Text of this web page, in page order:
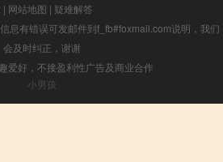
| 网站地图 | 疑难解答
息有错误可发邮件到f_fb#foxmail.com说明，我们
会及时纠正，谢谢
爱好，不接盈利性广告及商业合作
小男孩